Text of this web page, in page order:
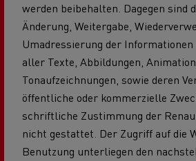
werden beibehalten. Dagegen sind
Änderung, Weitergabe,
Umadressierung der Informationen
aller Texte, Abbildungen,
Tonaufzeichnungen, sowie deren
öffentliche oder kommerzielle
schriftliche Zustimmung der
nicht gestattet. Der Zugriff auf die
Benutzung unterliegen den